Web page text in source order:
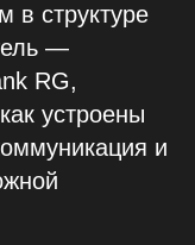
в структуре
—
RG,
устроены
и